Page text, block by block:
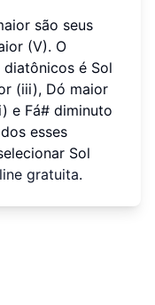
são seus
(V). O
é Sol
(iii), Dó maior
e Fá# diminuto
esses
Sol
gratuita.